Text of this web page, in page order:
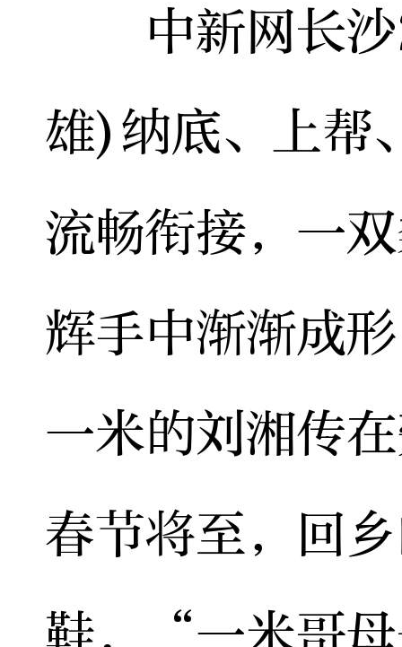
中新网长沙
雄)纳底、上
流畅衔接，一
辉手中渐渐成
一米的刘湘传
春节将至，回
鞋，“一米哥